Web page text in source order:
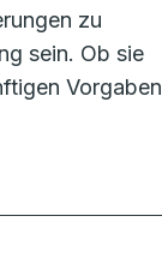
zu
sein. Ob sie
Vorgaben